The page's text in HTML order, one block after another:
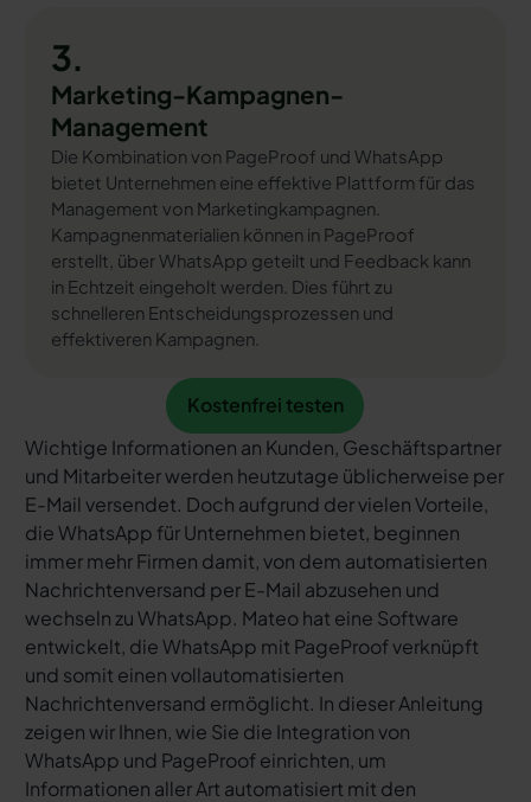
3.
Marketing-Kampagnen-
Management
Die Kombination von PageProof und WhatsApp
bietet Unternehmen eine effektive Plattform für das
Management von Marketingkampagnen.
Kampagnenmaterialien können in PageProof
erstellt, über WhatsApp geteilt und Feedback kann
in Echtzeit eingeholt werden. Dies führt zu
schnelleren Entscheidungsprozessen und
effektiveren Kampagnen.
Kostenfrei testen
Kostenfrei testen
Wichtige Informationen an Kunden, Geschäftspartner
und Mitarbeiter werden heutzutage üblicherweise per
E-Mail versendet. Doch aufgrund der vielen Vorteile,
die WhatsApp für Unternehmen bietet, beginnen
immer mehr Firmen damit, von dem automatisierten
Nachrichtenversand per E-Mail abzusehen und
wechseln zu WhatsApp. Mateo hat eine Software
entwickelt, die WhatsApp mit PageProof verknüpft
und somit einen vollautomatisierten
Nachrichtenversand ermöglicht. In dieser Anleitung
zeigen wir Ihnen, wie Sie die Integration von
WhatsApp und PageProof einrichten, um
Informationen aller Art automatisiert mit den